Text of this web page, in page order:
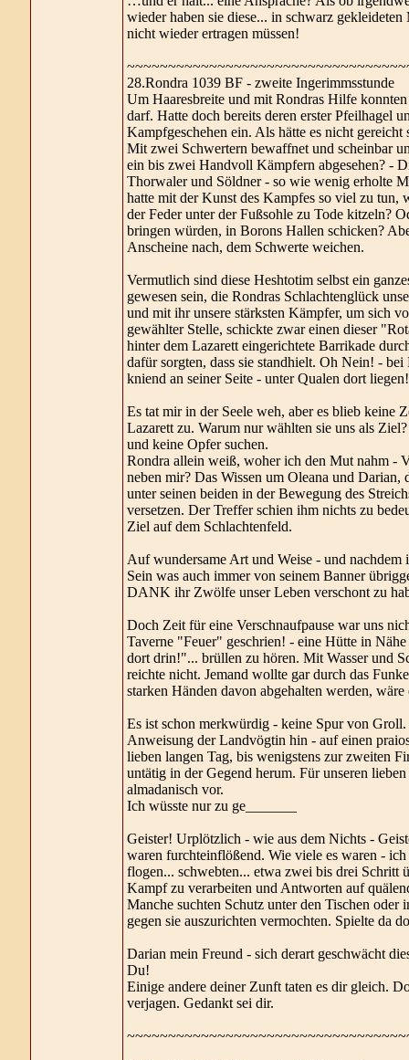
wieder haben sie diese... in schwarz
nicht wieder ertragen müssen!
28.Rondra 1039 BF - zweite Ingerimmsstunde
Um Haaresbreite und mit Rondras Hilfe
darf. Hatte doch bereits deren erster Pfeilhagel
Kampfgeschehen ein. Als hätte es nicht
Mit zwei Schwertern bewaffnet und scheinbar
ein bis zwei Handvoll Kämpfern abgesehen? -
Thorwaler und Söldner - so wie wenig erholte
hatte mit der Kunst des Kampfes so viel zu
der Feder unter der Fußsohle zu Tode kitzeln?
bringen würden, in Borons Hallen schicken?
Anscheine nach, dem Schwerte weichen.
Vermutlich sind diese Heshtotim selbst ein
gewesen sein, die Rondras Schlachtenglück
und mit ihr unsere stärksten Kämpfer, um sich
gewählter Stelle, schickte zwar einen dieser
hinter dem Lazarett eingerichtete Barrikade
dafür sorgten, dass sie standhielt. Oh Nein! -
kniend an seiner Seite - unter Qualen dort liegen!
Es tat mir in der Seele weh, aber es blieb keine
Lazarett zu. Warum nur wählten sie uns als
und keine Opfer suchen.
Rondra allein weiß, woher ich den Mut nahm -
neben mir? Das Wissen um Oleana und
unter seinen beiden in der Bewegung des
versetzen. Der Treffer schien ihm nichts zu
Ziel auf dem Schlachtenfeld.
Auf wundersame Art und Weise - und
Sein was auch immer von seinem Banner
DANK ihr Zwölfe unser Leben verschont zu
Doch Zeit für eine Verschnaufpause war uns
Taverne "Feuer" geschrien! - eine Hütte in
dort drin!"... brüllen zu hören. Mit Wasser und
reichte nicht. Jemand wollte gar durch das
starken Händen davon abgehalten werden,
Es ist schon merkwürdig - keine Spur von
Anweisung der Landvögtin hin - auf einen
lieben langen Tag, bis wenigstens zur zweiten
untätig in der Gegend herum. Für unseren
almadanisch vor.
Ich wüsste nur zu ge_______
Geister! Urplötzlich - wie aus dem Nichts -
waren furchteinflößend. Wie viele es waren -
flogen... schwebten... etwa zwei bis drei Schritt
Kampf zu verarbeiten und Antworten auf
Manche suchten Schutz unter den Tischen
gegen sie auszurichten vermochten. Spielte da
Darian mein Freund - sich derart geschwächt
Du!
Einige andere deiner Zunft taten es dir gleich.
verjagen. Gedankt sei dir.